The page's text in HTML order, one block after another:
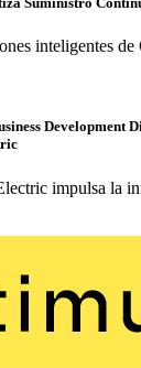
inteligentes de
Development
impulsa la